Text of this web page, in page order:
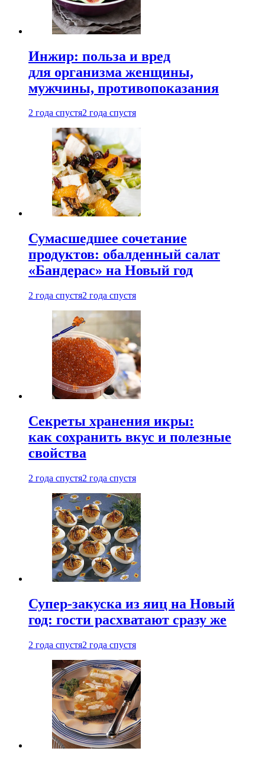
Инжир: польза и вред
для организма женщины,
мужчины, противопоказания
2 года спустя2 года спустя
Сумасшедшее сочетание
продуктов: обалденный салат
«Бандерас» на Новый год
2 года спустя2 года спустя
Секреты хранения икры:
как сохранить вкус и полезные
свойства
2 года спустя2 года спустя
Супер-закуска из яиц на Новый
год: гости расхватают сразу же
2 года спустя2 года спустя